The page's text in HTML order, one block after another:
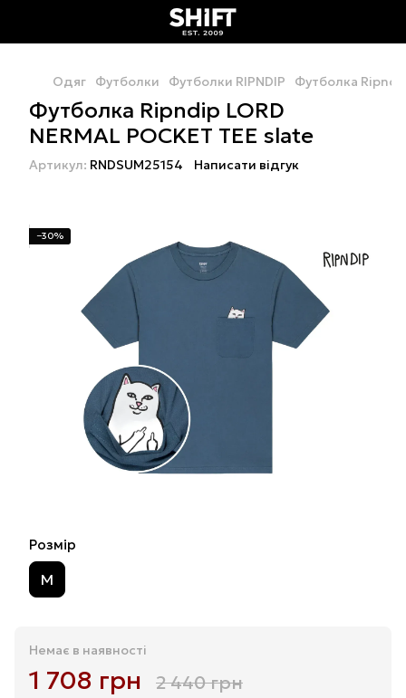
Одяг Футболки Футболки RIPNDIP Футболка Ripndip
Футболка Ripndip LORD
NERMAL POCKET TEE slate
Артикул: RNDSUM25154 Написати відгук
−30%
Розмір
M
Немає в наявності
1 708 грн 2 440 грн